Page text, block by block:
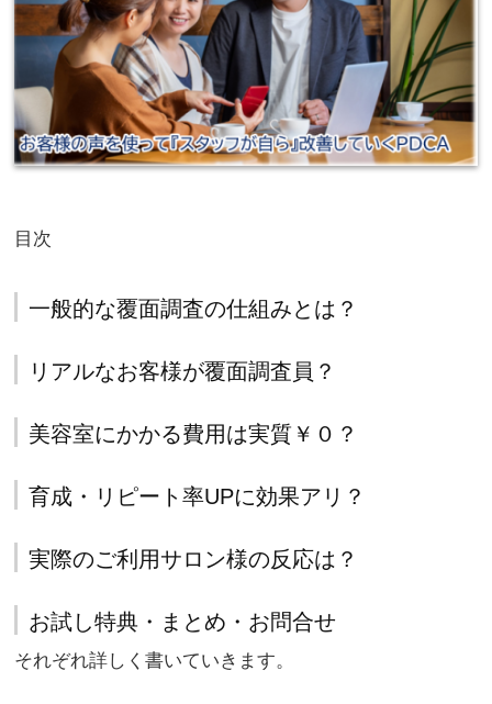
目次
一般的な覆面調査の仕組みとは？
リアルなお客様が覆面調査員？
美容室にかかる費用は実質￥０？
育成・リピート率UPに効果アリ？
実際のご利用サロン様の反応は？
お試し特典・まとめ・お問合せ
それぞれ詳しく書いていきます。